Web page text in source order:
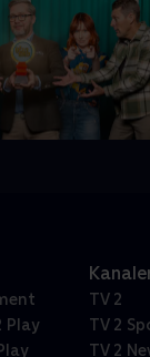
Play
TV 2
TV 2
TV 2